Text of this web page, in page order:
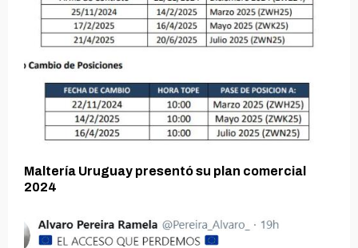
Maltería Uruguay presentó su plan comercial
2024